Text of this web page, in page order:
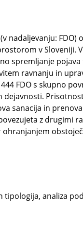
nadaljevanju: FDO)
v Sloveniji.
spremljanje
ravnanju in
FDO s skupno
sanacija in
z drugimi
tipologija, analiza